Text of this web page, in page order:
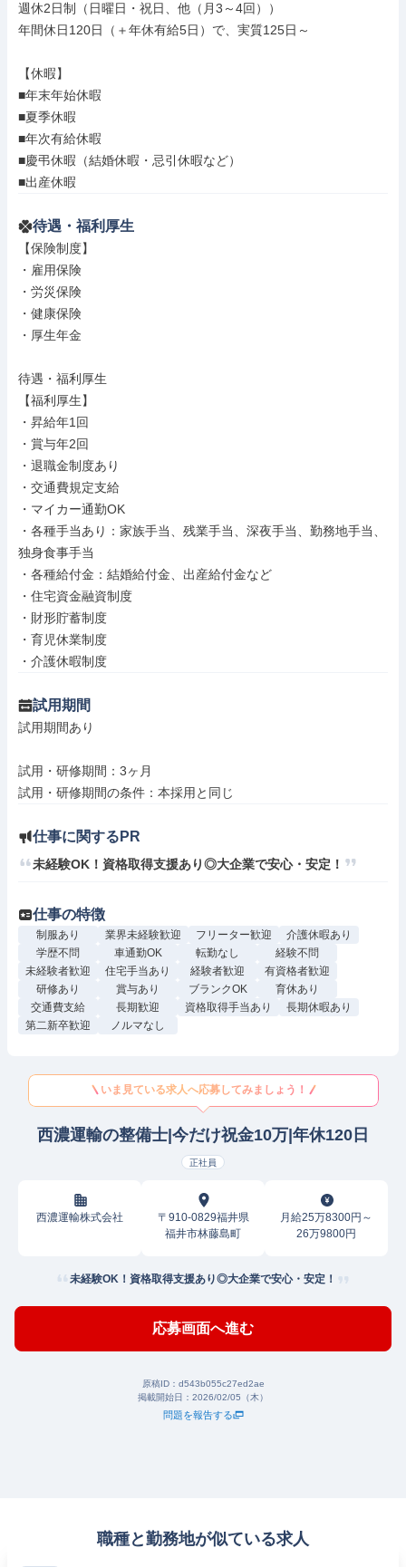
週休2日制（日曜日・祝日、他（月3～4回））
年間休日120日（＋年休有給5日）で、実質125日～
【休暇】
■年末年始休暇
■夏季休暇
■年次有給休暇
■慶弔休暇（結婚休暇・忌引休暇など）
■出産休暇
待遇・福利厚生
【保険制度】
・雇用保険
・労災保険
・健康保険
・厚生年金
待遇・福利厚生
【福利厚生】
・昇給年1回
・賞与年2回
・退職金制度あり
・交通費規定支給
・マイカー通勤OK
・各種手当あり：家族手当、残業手当、深夜手当、勤務地手当、
独身食事手当
・各種給付金：結婚給付金、出産給付金など
・住宅資金融資制度
・財形貯蓄制度
・育児休業制度
・介護休暇制度
試用期間
試用期間あり
試用・研修期間：3ヶ月
仕事に関するPR
未経験OK！資格取得支援あり◎大企業で安心・安定！
仕事の特徴
制服あり 業界未経験歓迎 フリーター歓迎
介護休暇あり
学歴不問
車通勤OK 転勤なし
経験不問
未経験者歓迎
住宅手当あり 経験者歓迎
有資格者歓迎
研修あり
賞与あり ブランクOK
育休あり
交通費支給
長期歓迎 資格取得手当あり
長期休暇あり
第二新卒歓迎
ノルマなし
いま見ている求人へ応募してみましょう！
西濃運輸の整備士|今だけ祝金10万|年休120日
正社員
西濃運輸株式会社
〒910-0829福井県
福井市林藤島町
月給25万8300円～
26万9800円
未経験OK！資格取得支援あり◎大企業で安心・安定！
応募画面へ進む
原稿ID： d543b055c27ed2ae
掲載開始日： 2026/02/05（木）
問題を報告する
職種と勤務地が似ている求人